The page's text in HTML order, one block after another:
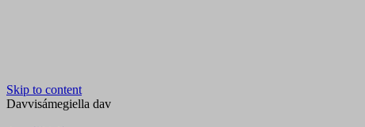
Skip to content
Davvisámegiella dav